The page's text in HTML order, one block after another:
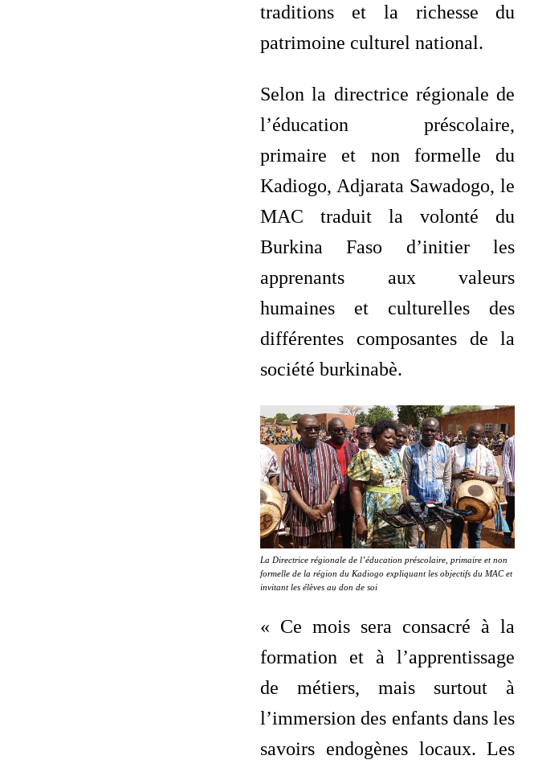
traditions et la richesse du
patrimoine culturel national.
Selon la directrice régionale de
l’éducation préscolaire,
primaire et non formelle du
Kadiogo, Adjarata Sawadogo, le
MAC traduit la volonté du
Burkina Faso d’initier les
apprenants aux valeurs
humaines et culturelles des
différentes composantes de la
société burkinabè.
La Directrice régionale de l’éducation préscolaire, primaire et non
formelle de la région du Kadiogo expliquant les objectifs du MAC et
invitant les élèves au don de soi
« Ce mois sera consacré à la
formation et à l’apprentissage
de métiers, mais surtout à
l’immersion des enfants dans les
savoirs endogènes locaux. Les